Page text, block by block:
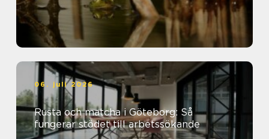
06. juli 2026
Rusta och matcha i Göteborg: Så
fungerar stödet till arbetssökande